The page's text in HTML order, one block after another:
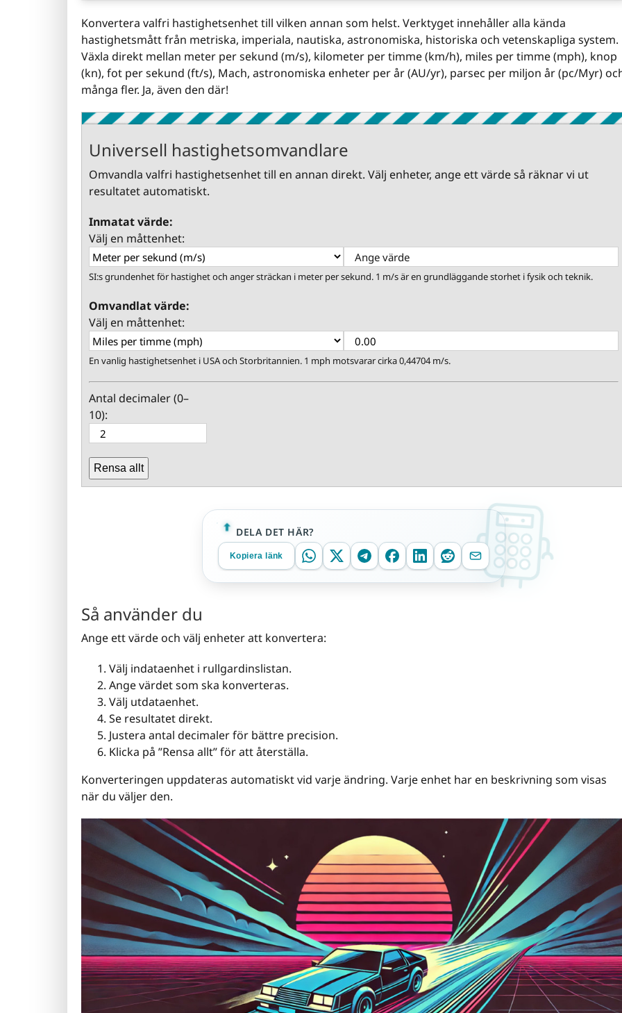
Konvertera valfri hastighetsenhet till vilken annan som helst. Verktyget innehåller alla kända
hastighetsmått från metriska, imperiala, nautiska, astronomiska, historiska och vetenskapliga system.
Växla direkt mellan meter per sekund (m/s), kilometer per timme (km/h), miles per timme (mph), knop
(kn), fot per sekund (ft/s), Mach, astronomiska enheter per år (AU/yr), parsec per miljon år (pc/Myr)
många fler. Ja, även den där!
Universell hastighetsomvandlare
Omvandla valfri hastighetsenhet till en annan direkt. Välj enheter, ange ett värde så räknar vi ut
resultatet automatiskt.
Inmatat värde:
Välj en måttenhet:
SI:s grundenhet för hastighet och anger sträckan i meter per sekund. 1 m/s är en grundläggande storhet i fysik och teknik.
Omvandlat värde:
Välj en måttenhet:
En vanlig hastighetsenhet i USA och Storbritannien. 1 mph motsvarar cirka 0,44704 m/s.
Antal decimaler (0–
10):
Rensa allt
DELA DET HÄR?
Kopiera länk
Så använder du
Ange ett värde och välj enheter att konvertera:
Välj indataenhet i rullgardinslistan.
Ange värdet som ska konverteras.
Välj utdataenhet.
Se resultatet direkt.
Justera antal decimaler för bättre precision.
Klicka på ”Rensa allt” för att återställa.
Konverteringen uppdateras automatiskt vid varje ändring. Varje enhet har en beskrivning som visas
när du väljer den.